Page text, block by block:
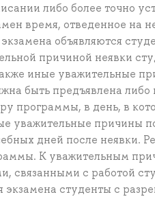
либо более точно
время, отведенное на
объявляются
причиной неявки
иные уважительные
быть предъявлена
программы, в день, в
уважительные причины
дней после неявки.
К уважительным
связанными с работой
студенты с